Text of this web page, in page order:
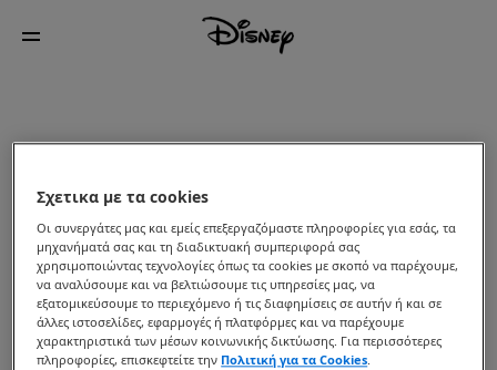
Σχετικα με τα cookies
Οι συνεργάτες μας και εμείς επεξεργαζόμαστε πληροφορίες για εσάς, τα
μηχανήματά σας και τη διαδικτυακή συμπεριφορά σας
χρησιμοποιώντας τεχνολογίες όπως τα cookies με σκοπό να παρέχουμε,
να αναλύσουμε και να βελτιώσουμε τις υπηρεσίες μας, να
εξατομικεύσουμε το περιεχόμενο ή τις διαφημίσεις σε αυτήν ή και σε
άλλες ιστοσελίδες, εφαρμογές ή πλατφόρμες και να παρέχουμε
χαρακτηριστικά των μέσων κοινωνικής δικτύωσης. Για περισσότερες
πληροφορίες, επισκεφτείτε την Πολιτική για τα Cookies.